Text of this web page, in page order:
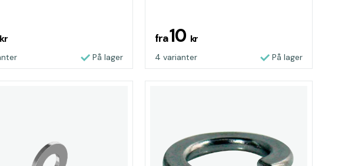
kr
På lager
fra10 kr
4 varianter På lager